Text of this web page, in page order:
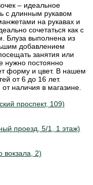
– идеальное
с длинным рукавом
на рукавах и
сочетаться как с
Блуза выполнена из
добавлением
занятия или
нужно постоянно
форму и цвет. В нашем
от 6 до 16 лет.
наличия в магазине.
проспект, 109)
проезд, 5/1, 1 этаж)
2)